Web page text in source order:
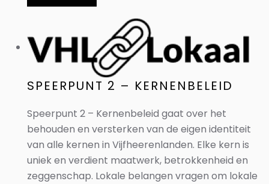
SPEERPUNT 2 – KERNENBELEID
Speerpunt 2 – Kernenbeleid gaat over het
behouden en versterken van de eigen identiteit
van alle kernen in Vijfheerenlanden. Elke kern is
uniek en verdient maatwerk, betrokkenheid en
zeggenschap. Lokale belangen vragen om lokale